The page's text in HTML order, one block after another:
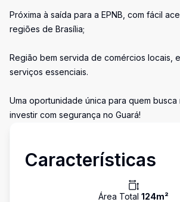
Próxima à saída para a EPNB, com fácil
regiões de Brasília;
Região bem servida de comércios locais,
serviços essenciais.
Uma oportunidade única para quem busca
investir com segurança no Guará!
Características
Área Total 124m²